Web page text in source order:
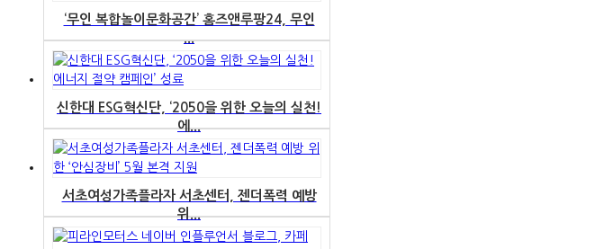
‘무인 복합놀이문화공간’ 홈즈앤루팡24, 무인
...
신한대 ESG혁신단, ‘2050을 위한 오늘의 실천!
에...
서초여성가족플라자 서초센터, 젠더폭력 예방
위...